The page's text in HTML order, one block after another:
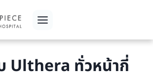
Ulthera ทั่วหน้ากี่